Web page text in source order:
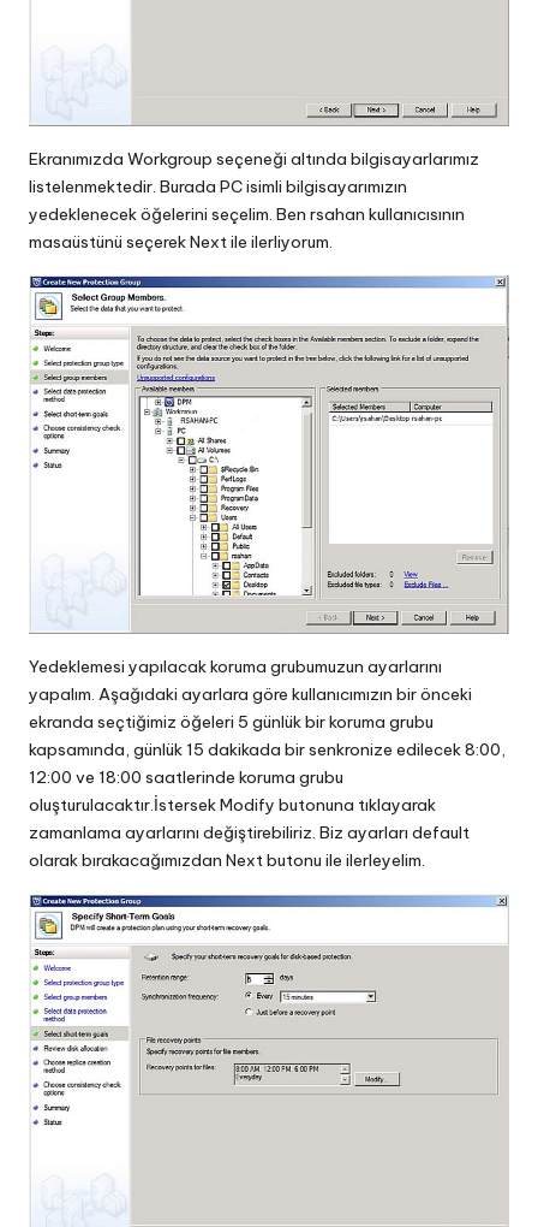
Ekranımızda Workgroup seçeneği altında bilgisayarlarımız
listelenmektedir. Burada PC isimli bilgisayarımızın
yedeklenecek öğelerini seçelim. Ben rsahan kullanıcısının
masaüstünü seçerek Next ile ilerliyorum.
Yedeklemesi yapılacak koruma grubumuzun ayarlarını
yapalım. Aşağıdaki ayarlara göre kullanıcımızın bir önceki
ekranda seçtiğimiz öğeleri 5 günlük bir koruma grubu
kapsamında, günlük 15 dakikada bir senkronize edilecek 8:00,
12:00 ve 18:00 saatlerinde koruma grubu
oluşturulacaktır.İstersek Modify butonuna tıklayarak
zamanlama ayarlarını değiştirebiliriz. Biz ayarları default
olarak bırakacağımızdan Next butonu ile ilerleyelim.